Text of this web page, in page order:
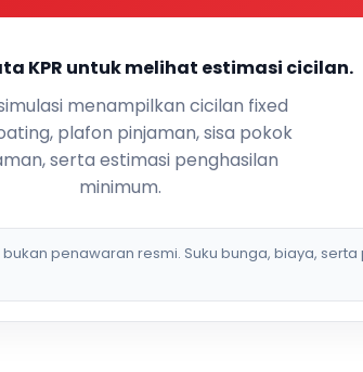
KPR untuk melihat estimasi cicilan.
menampilkan cicilan fixed
plafon pinjaman, sisa pokok
serta estimasi penghasilan
minimum.
penawaran resmi. Suku bunga, biaya,